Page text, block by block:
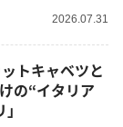
2026.07.31
の“イタリア